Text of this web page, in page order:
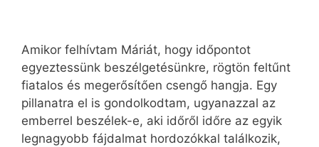
Amikor felhívtam Máriát, hogy időpontot
egyeztessünk beszélgetésünkre, rögtön feltűnt
fiatalos és megerősítően csengő hangja. Egy
pillanatra el is gondolkodtam, ugyan­azzal az
emberrel beszélek-e, aki időről időre az egyik
legnagyobb fájdalmat hordozókkal találkozik,